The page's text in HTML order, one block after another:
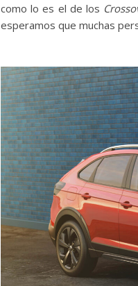
como lo es el de los
esperamos que muchas